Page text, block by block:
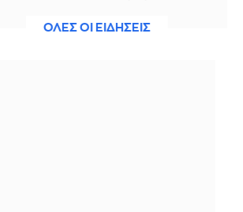
ΟΛΕΣ ΟΙ ΕΙΔΗΣΕΙΣ